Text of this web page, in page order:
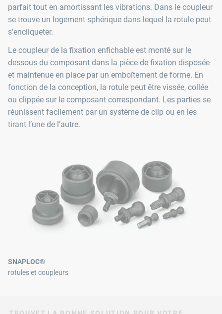
parfait tout en amortissant les vibrations. Dans le coupleur
se trouve un logement sphérique dans lequel la rotule peut
s’encliqueter.
Le coupleur de la fixation enfichable est monté sur le
dessous du composant dans la pièce de fixation disposée
et maintenue en place par un emboîtement de forme. En
fonction de la conception, la rotule peut être vissée, collée
ou clippée sur le composant correspondant. Les parties se
réunissent facilement par un système de clip ou en les
tirant l’une de l’autre.
SNAPLOC®
rotules et coupleurs